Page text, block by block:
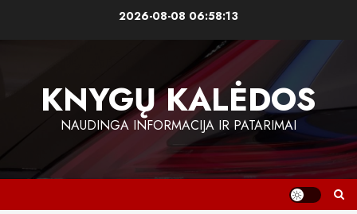
2026-08-08 06:58:13
KNYGŲ KALĖDOS
NAUDINGA INFORMACIJA IR PATARIMAI